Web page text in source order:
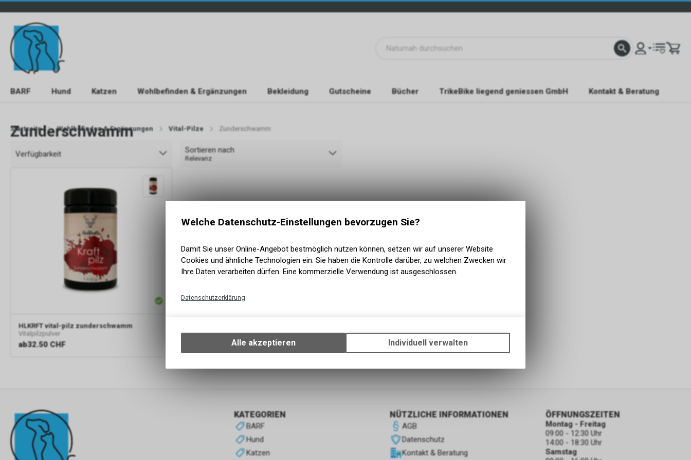
BARF Hund Katzen Wohlbefinden & Ergänzungen Bekleidung Gutscheine Bücher TrikeBike liegend geniessen GmbH Kontakt & Beratung
Startseite Wohlbefinden & Ergänzungen Vital-Pilze Zunderschwamm
Zunderschwamm
Verfügbarkeit Sortieren nach
Relevanz
HLKRFT vital-pilz zunderschwamm
Vitalpilzpulver
ab32.50 CHF
KATEGORIEN
BARF
Hund
Katzen
NÜTZLICHE INFORMATIONEN
AGB
Datenschutz
Kontakt & Beratung
ÖFFNUNGSZEITEN
Montag - Freitag
09:00 - 12:30 Uhr
14:00 - 18:30 Uhr
Samstag
Welche Datenschutz-Einstellungen bevorzugen Sie?
Damit Sie unser Online-Angebot bestmöglich nutzen können, setzen wir auf unserer Website
Cookies und ähnliche Technologien ein. Sie haben die Kontrolle darüber, zu welchen Zwecken wir
Ihre Daten verarbeiten dürfen. Eine kommerzielle Verwendung ist ausgeschlossen.
Datenschutzerklärung
Ihrem Gerät, um die grundlegenden Funktionen unseres Online-Angebots, wie die
Verwendung des Warenkorbs, zu ermöglichen. Bitte beachten Sie, dass die
zulassen.
Alle akzeptieren Individuell verwalten